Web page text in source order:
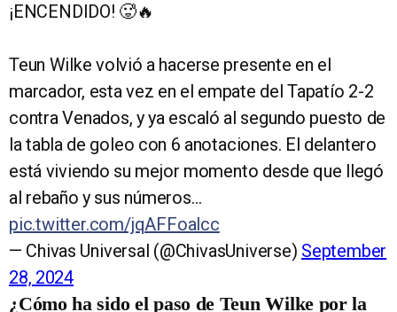
¡ENCENDIDO! 🥵🔥
Teun Wilke volvió a hacerse presente en el
marcador, esta vez en el empate del Tapatío 2-2
contra Venados, y ya escaló al segundo puesto de
la tabla de goleo con 6 anotaciones. El delantero
está viviendo su mejor momento desde que llegó
al rebaño y sus números…
pic.twitter.com/jqAFFoalcc
— Chivas Universal (@ChivasUniverse) September
28, 2024
¿Cómo ha sido el paso de Teun Wilke por la